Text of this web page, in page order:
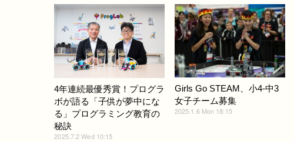
4年連続最優秀賞！プログラ
ボが語る「子供が夢中にな
る」プログラミング教育の
秘訣
2025.7.2 Wed 10:15
Girls Go STEAM、小4-中3
女子チーム募集
2025.1.6 Mon 18:15